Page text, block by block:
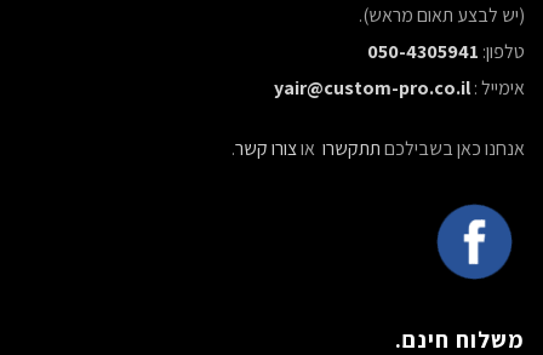
(יש לבצע תאום מראש).
טלפון: 050-4305941
אימייל :yair@custom-pro.co.il
אנחנו כאן בשבילכםתתקשרו אוצורו קשר.
משלוח חינם.